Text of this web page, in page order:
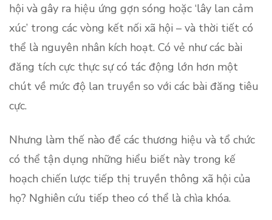
hội và gây ra hiệu ứng gợn sóng hoặc ‘lây lan cảm
xúc’ trong các vòng kết nối xã hội – và thời tiết có
thể là nguyên nhân kích hoạt. Có vẻ như các bài
đăng tích cực thực sự có tác động lớn hơn một
chút về mức độ lan truyền so với các bài đăng tiêu
cực.
Nhưng làm thế nào để các thương hiệu và tổ chức
có thể tận dụng những hiểu biết này trong kế
hoạch chiến lược tiếp thị truyền thông xã hội của
họ? Nghiên cứu tiếp theo có thể là chìa khóa.